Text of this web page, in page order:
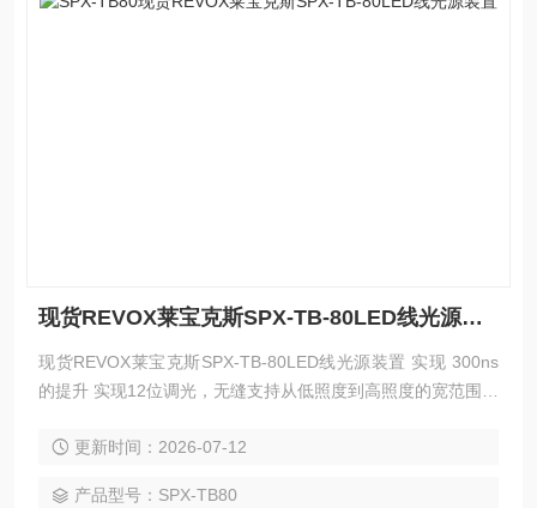
现货REVOX莱宝克斯SPX-TB-80LED线光源装置
现货REVOX莱宝克斯SPX-TB-80LED线光源装置 实现 300ns
的提升 实现12位调光，无缝支持从低照度到高照度的宽范围照
更新时间：2026-07-12
产品型号：SPX-TB80